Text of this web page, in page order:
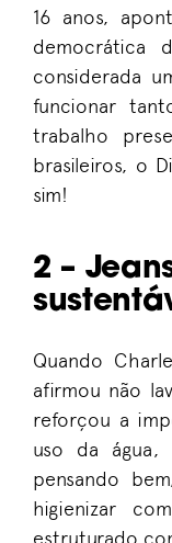
16 anos,
democrática
considerada
funcionar
trabalho
brasileiros, o
sim!
2 –
Quando
afirmou não
reforçou a
uso da
pensando
higienizar
estruturado